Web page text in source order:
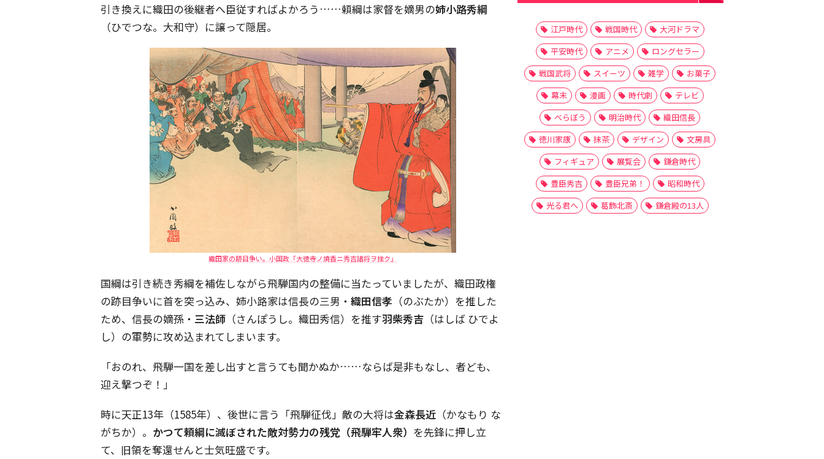
引き換えに織田の後継者へ臣従すればよかろう……頼綱は家督を嫡男の姉小路秀綱
（ひでつな。大和守）に譲って隠居。
織田家の跡目争い。小国政「大徳寺ノ焼香ニ秀吉諸将ヲ挫ク」
国綱は引き続き秀綱を補佐しながら飛騨国内の整備に当たっていましたが、織田政権
の跡目争いに首を突っ込み、姉小路家は信長の三男・ 織田信孝 （のぶたか）を推した
ため、信長の嫡孫・ 三法師 （さんぽうし。織田秀信）を推す羽柴秀吉 （はしば ひでよ
し）の軍勢に攻め込まれてしまいます。
「おのれ、飛騨一国を差し出すと言うても聞かぬか……ならば是非もなし、者ども、
迎え撃つぞ！」
時に天正13年（1585年）、後世に言う「飛騨征伐」敵の大将は金森長近 （かなもり な
がちか）。 かつて頼綱に滅ぼされた敵対勢力の残党（飛騨牢人衆） を先鋒に押し立
て、旧領を奪還せんと士気旺盛です。
江戸時代 戦国時代
大河ドラマ
平安時代
アニメ
ロングセラー
戦国武将
スイーツ 雑学
お菓子
幕末
漫画 時代劇
テレビ
べらぼう
明治時代
織田信長
徳川家康
抹茶 デザイン
文房具
フィギュア
展覧会
鎌倉時代
豊臣秀吉
豊臣兄弟！
昭和時代
光る君へ
葛飾北斎 鎌倉殿の13人